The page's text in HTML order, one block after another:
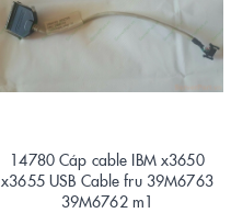
14780 Cáp cable IBM x3650
x3655 USB Cable fru 39M6763
39M6762 m1